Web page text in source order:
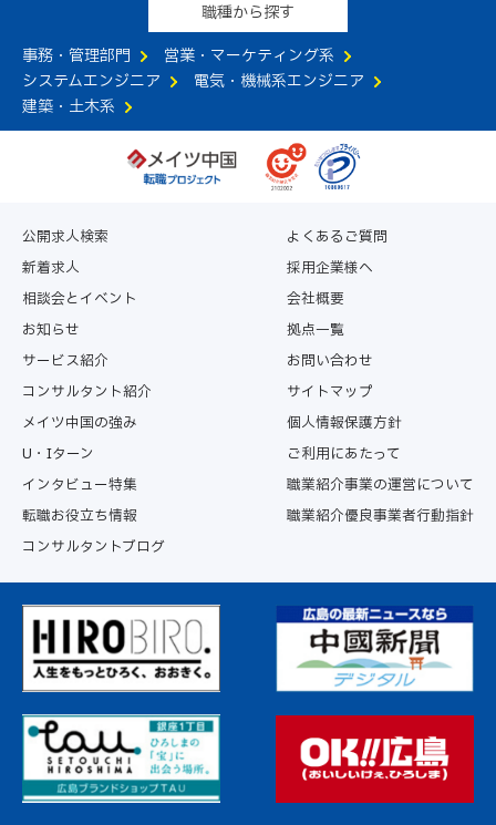
職種から探す
事務・管理部門
営業・マーケティング系
システムエンジニア
電気・機械系エンジニア
建築・土木系
公開求人検索
新着求人
相談会とイベント
お知らせ
サービス紹介
コンサルタント紹介
メイツ中国の強み
U・Iターン
インタビュー特集
転職お役立ち情報
コンサルタントブログ
よくあるご質問
採用企業様へ
会社概要
拠点一覧
お問い合わせ
サイトマップ
個人情報保護方針
ご利用にあたって
職業紹介事業の運営について
職業紹介優良事業者行動指針